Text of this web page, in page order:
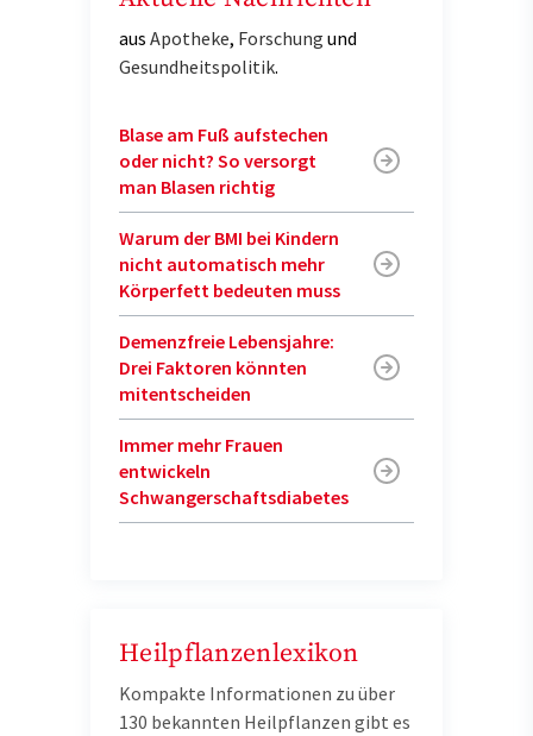
aus Apotheke, Forschung und
Gesundheitspolitik.
Blase am Fuß aufstechen
oder nicht? So versorgt
man Blasen richtig
Warum der BMI bei Kindern
nicht automatisch mehr
Körperfett bedeuten muss
Demenzfreie Lebensjahre:
Drei Faktoren könnten
mitentscheiden
Immer mehr Frauen
entwickeln
Schwangerschaftsdiabetes
Heilpflanzenlexikon
Kompakte Informationen zu über
130 bekannten Heilpflanzen gibt es